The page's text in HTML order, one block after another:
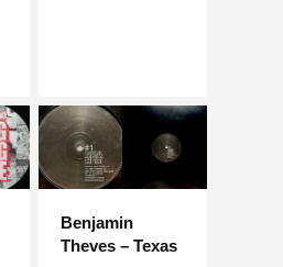
Benjamin
Theves – Texas